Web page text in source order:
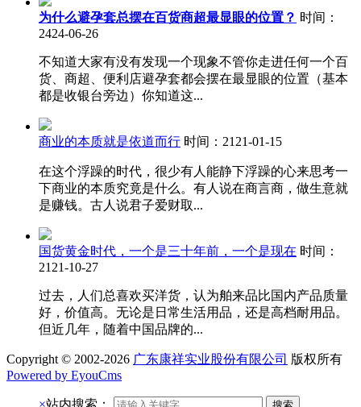
为什么避孕套总摆在百货商超最显眼的位置？ 时间：
2424-06-26
不知道大家有没有发现一个现象不管你走进任何一个百
货、商超、便利店避孕套都会摆在最显眼的位置（基本
都是收银台旁边）你知道这...
商业的本质就是依道而行 时间：2121-01-15
在这个浮躁的时代，很少有人能静下浮躁的心来思考一
下商业的本质究竟是什么。有人说在商言商，做生意就
是赚钱。古人说君子爱财取...
国货黄金时代，一个是三十年前，一个是现在 时间：
2121-10-27
过去，人们总喜欢买洋货，认为舶来品比国内产品质量
好，价值高。无论是日常生活用品，还是高档耐用品。
但近几年，随着中国品牌的...
Copyright © 2002-2026 广东康祥实业股份有限公司 版权所有
Powered by EyouCms